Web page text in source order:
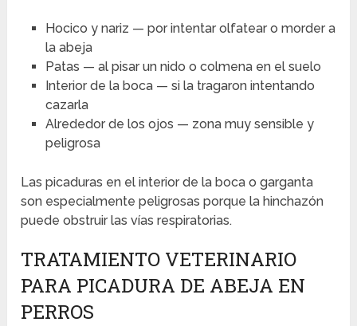
Hocico y nariz — por intentar olfatear o morder a
la abeja
Patas — al pisar un nido o colmena en el suelo
Interior de la boca — si la tragaron intentando
cazarla
Alrededor de los ojos — zona muy sensible y
peligrosa
Las picaduras en el interior de la boca o garganta
son especialmente peligrosas porque la hinchazón
puede obstruir las vías respiratorias.
TRATAMIENTO VETERINARIO
PARA PICADURA DE ABEJA EN
PERROS